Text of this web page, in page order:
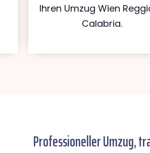
Ihren Umzug Wien
Calabria.
Professioneller Umzug,